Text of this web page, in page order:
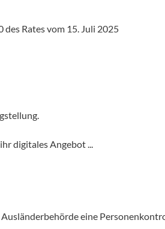
Rates vom 15. Juli 2025
digitales Angebot ...
eine